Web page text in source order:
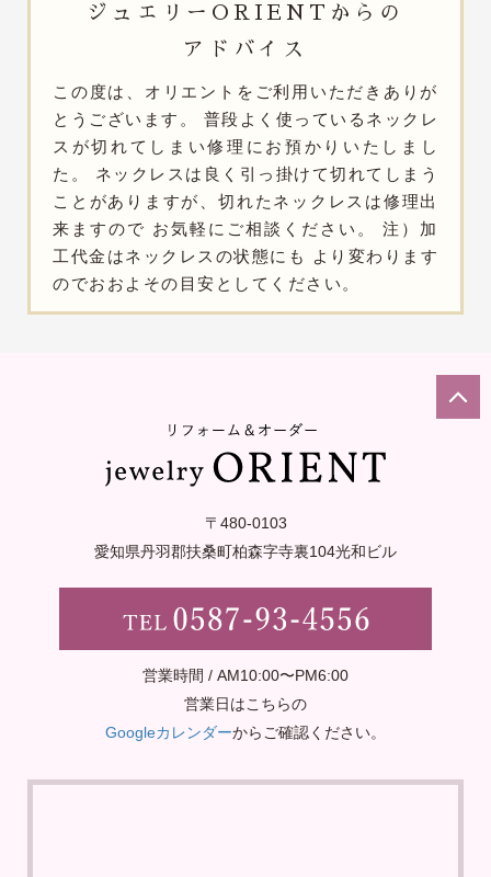
ジュエリー ORIENTからの
アドバイス
この度は、オリエントをご利用いただきありが
とうございます。 普段よく使っているネックレ
スが切れてしまい修理にお預かりいたしまし
た。 ネックレスは良く引っ掛けて切れてしまう
ことがありますが、切れたネックレスは修理出
来ますので お気軽にご相談ください。 注）加
工代金はネックレスの状態にも より変わります
のでおおよその目安としてください。
〒480-0103
愛知県丹羽郡扶桑町柏森字寺裏104光和ビル
営業時間 / AM10:00〜PM6:00
営業日はこちらの
Googleカレンダーからご確認ください。